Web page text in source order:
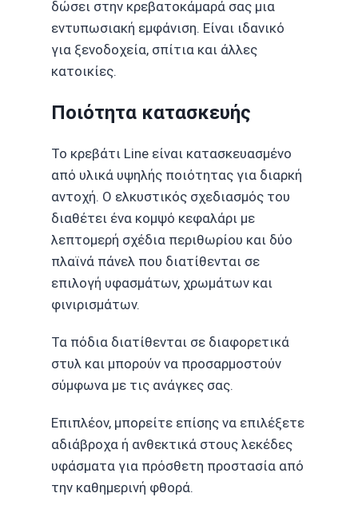
δώσει στην κρεβατοκάμαρά σας μια
εντυπωσιακή εμφάνιση. Είναι ιδανικό
για ξενοδοχεία, σπίτια και άλλες
κατοικίες.
Ποιότητα κατασκευής
Το κρεβάτι Line είναι κατασκευασμένο
από υλικά υψηλής ποιότητας για διαρκή
αντοχή. Ο ελκυστικός σχεδιασμός του
διαθέτει ένα κομψό κεφαλάρι με
λεπτομερή σχέδια περιθωρίου και δύο
πλαϊνά πάνελ που διατίθενται σε
επιλογή υφασμάτων, χρωμάτων και
φινιρισμάτων.
Τα πόδια διατίθενται σε διαφορετικά
στυλ και μπορούν να προσαρμοστούν
σύμφωνα με τις ανάγκες σας.
Επιπλέον, μπορείτε επίσης να επιλέξετε
αδιάβροχα ή ανθεκτικά στους λεκέδες
υφάσματα για πρόσθετη προστασία από
την καθημερινή φθορά.